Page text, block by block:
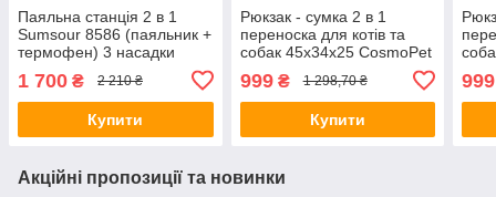
Паяльна станція 2 в 1
Sumsour 8586 (паяльник +
термофен) 3 насадки
1 700 ₴ 2 210 ₴
Купити
Рюкзак - сумка 2 в 1
переноска для котів та
собак 45х34х25 CosmoPet
999₴ 1 298,70 ₴
Купити
999
Акційні пропозиції та новинки